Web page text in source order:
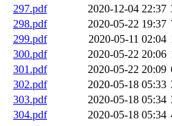
297.pdf
2020-12-04 22:37
298.pdf
2020-05-22 19:37
299.pdf
2020-05-11 02:04
300.pdf
2020-05-22 20:06
301.pdf
2020-05-22 20:09
302.pdf
2020-05-18 05:33
303.pdf
2020-05-18 05:34
304.pdf
2020-05-18 05:34